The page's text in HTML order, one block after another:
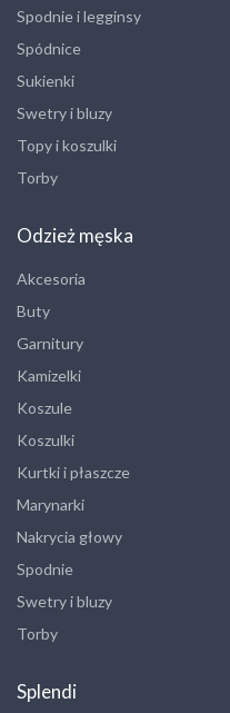
Spodnie i legginsy
Spódnice
Sukienki
Swetry i bluzy
Topy i koszulki
Torby
Odzież męska
Akcesoria
Buty
Garnitury
Kamizelki
Koszule
Koszulki
Kurtki i płaszcze
Marynarki
Nakrycia głowy
Spodnie
Swetry i bluzy
Torby
Splendi